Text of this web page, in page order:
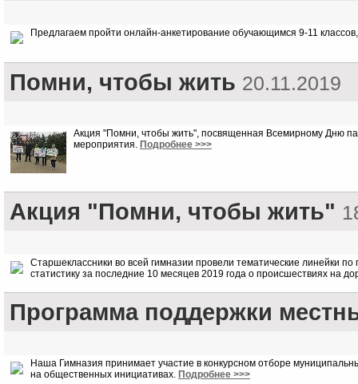
Предлагаем пройти онлайн-анкетирование обучающимся 9-11
Помни, чтобы жить 20.11.2019
Акция "Помни, чтобы жить", посвященная Всемирному Дню
мероприятия. Подробнее >>>
Акция "Помни, чтобы жить"
Старшеклассники во всей гимназии провели тематические линейки
статистику за последние 10 месяцев 2019 года о происшествиях на
Программа поддержки
Наша Гимназия принимает участие в конкурсном отборе
на общественных инициативах. Подробнее >>>